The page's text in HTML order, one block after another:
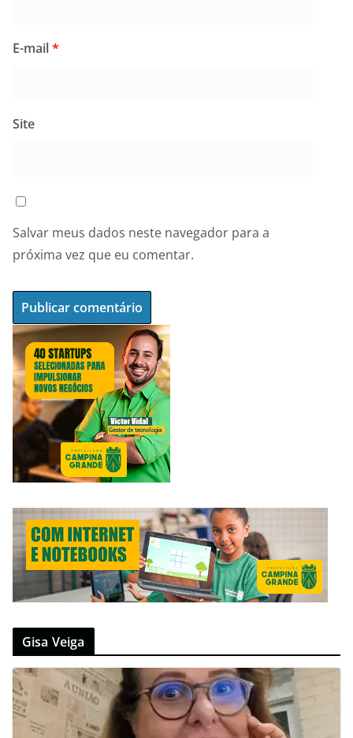
E-mail*
Site
Salvar meus dados neste navegador para a
próxima vez que eu comentar.
Gisa Veiga